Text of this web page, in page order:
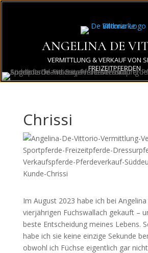
ANGELINA DE
VERMITTLUNG & VERKAUF VON
FREIZEITPFERDEN
Chrissi
Im August 2023 habe ich bei
vierjährigen Fuchswallach gekauft –
beste Entscheidung meines Lebens.
habe ich sie keine einzige Sekunde
obwohl ich Füchse eigentlich gar